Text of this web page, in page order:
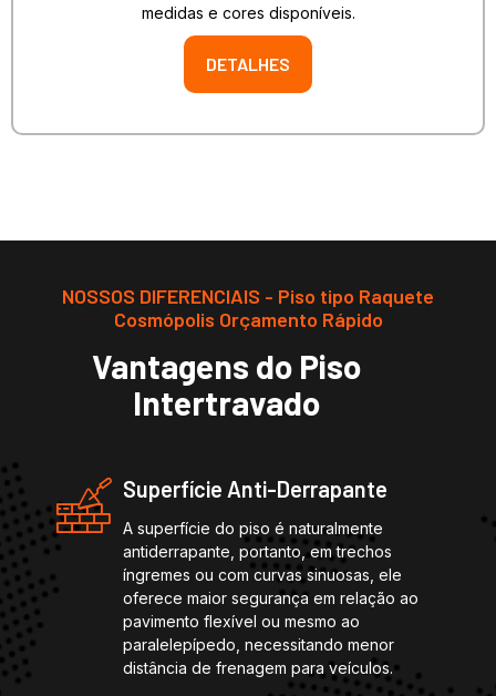
medidas e cores disponíveis.
DETALHES
NOSSOS DIFERENCIAIS - Piso tipo Raquete
Cosmópolis Orçamento Rápido
Vantagens do Piso
Intertravado
Superfície Anti-Derrapante
A superfície do piso é naturalmente
antiderrapante, portanto, em trechos
íngremes ou com curvas sinuosas, ele
oferece maior segurança em relação ao
pavimento flexível ou mesmo ao
paralelepípedo, necessitando menor
distância de frenagem para veículos.